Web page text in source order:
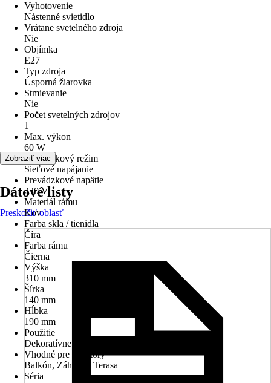
Vyhotovenie
Nástenné svietidlo
Vrátane svetelného zdroja
Nie
Objímka
E27
Typ zdroja
Úsporná žiarovka
Stmievanie
Nie
Počet svetelných zdrojov
1
Max. výkon
60 W
Prevádzkový režim
Sieťové napájanie
Prevádzkové napätie
230 V
Materiál rámu
Kov
Farba skla / tienidla
Číra
Farba rámu
Čierna
Výška
310 mm
Šírka
140 mm
Hĺbka
190 mm
Použitie
Dekoratívne osvetlenie
Vhodné pre priestory
Balkón, Záhrada, Terasa
Séria
Zobraziť viac
Dátové listy
Preskočiť oblasť